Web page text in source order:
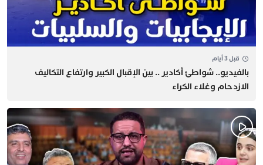
قبل 3 أيام
بالفيديو.. شواطئ أكادير .. بين الإقبال الكبير وارتفاع التكاليف
الازدحام وغلاء الكراء